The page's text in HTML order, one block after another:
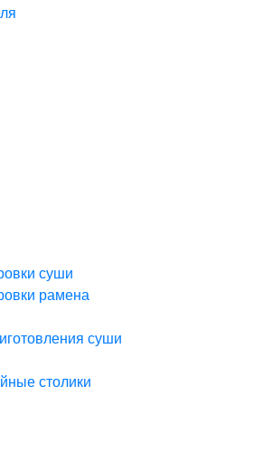
суши
рамена
суши
столики